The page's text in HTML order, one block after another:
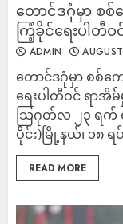
တောင်ဒဂုံမှာ စ
ကြံ့ခိုင်ရေးပါတီ
ADMIN
တောင်ဒဂုံမှာ စစ်က
ရေးပါတီဝင် ရာ
သြဂုတ်လ ၂၃ ရက်
ပိုင်း)မြို့နယ်၊ ၁၈
READ MORE